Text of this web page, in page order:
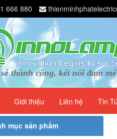
666 880
thành công, kết nối đam mê
Giới thiệu Liên hệ Tin
mục sản phẩm